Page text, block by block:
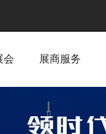
会 展商服务